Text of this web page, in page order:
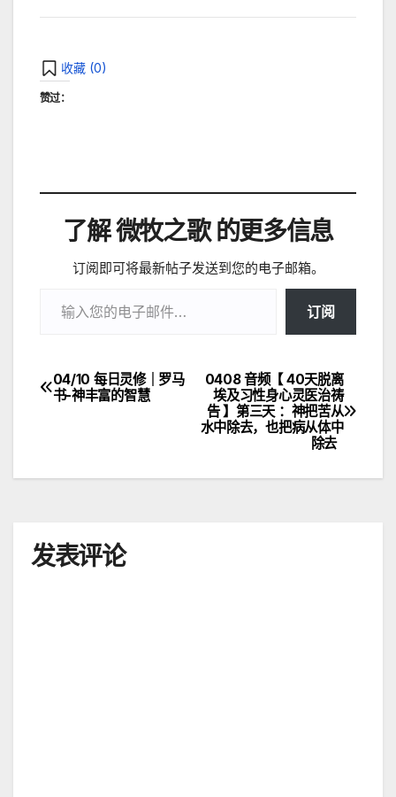
收藏 (0)
赞过：
了解 微牧之歌 的更多信息
订阅即可将最新帖子发送到您的电子邮箱。
订阅
文
0408 音频【 40天脱离
埃及习性身心灵医治祷
告 】第三天 ：神把苦从
水中除去，也把病从体中
除去
04/10 每日灵修｜罗马
书-神丰富的智慧
发表评论